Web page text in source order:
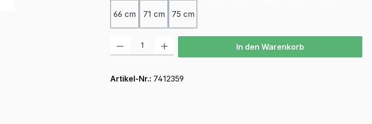
66 cm 71 cm 75 cm
Produkt Anzahl: Gib den gewünschten Wert ein oder benutze die Schaltflächen
In den Warenkorb
Artikel-Nr.: 7412359